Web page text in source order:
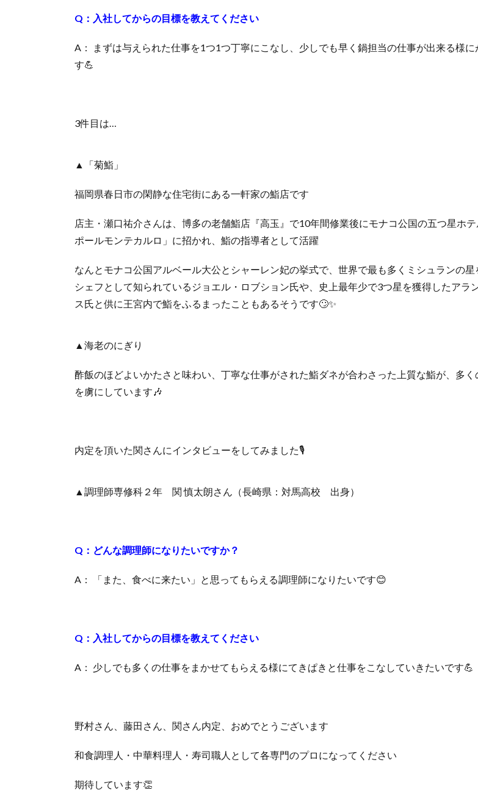
Q：入社してからの目標を教えてください
A： まずは与えられた仕事を1つ1つ丁寧にこなし、少しでも早く鍋担当の仕事が出来る様に
す💪
3件目は…
▲「菊鮨」
福岡県春日市の閑静な住宅街にある一軒家の鮨店です
店主・瀬口祐介さんは、博多の老舗鮨店『高玉』で10年間修業後にモナコ公国の五つ星ホテ
ポールモンテカルロ」に招かれ、鮨の指導者として活躍
なんとモナコ公国アルベール大公とシャーレン妃の挙式で、世界で最も多くミシュランの星
シェフとして知られているジョエル・ロブション氏や、史上最年少で3つ星を獲得したアラ
ス氏と供に王宮内で鮨をふるまったこともあるそうです🙄✨
▲海老のにぎり
酢飯のほどよいかたさと味わい、丁寧な仕事がされた鮨ダネが合わさった上質な鮨が、多く
を虜にしています🎶
内定を頂いた関さんにインタビューをしてみました🎙
▲調理師専修科２年 関 慎太朗さん（長崎県：対馬高校 出身）
Q：どんな調理師になりたいですか？
A： 「また、食べに来たい」と思ってもらえる調理師になりたいです😊
Q：入社してからの目標を教えてください
A： 少しでも多くの仕事をまかせてもらえる様にてきぱきと仕事をこなしていきたいです💪
野村さん、藤田さん、関さん内定、おめでとうございます
和食調理人・中華料理人・寿司職人として各専門のプロになってください
期待しています👏